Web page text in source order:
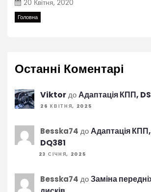
20 Квітня, 2020
Головна
Останні Коментарі
ViktorдоАдаптація КПП,
26 КВІТНЯ, 2025
Besska74 доАдаптація
DQ381
23 СІЧНЯ, 2025
Besska74 доЗаміна